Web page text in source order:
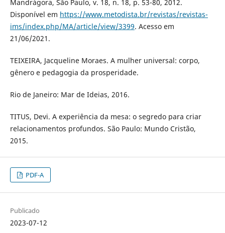
Mandrágora, São Paulo, v. 18, n. 18, p. 53-80, 2012.
Disponível em https://www.metodista.br/revistas/revistas-
ims/index.php/MA/article/view/3399. Acesso em
21/06/2021.
TEIXEIRA, Jacqueline Moraes. A mulher universal: corpo,
gênero e pedagogia da prosperidade.
Rio de Janeiro: Mar de Ideias, 2016.
TITUS, Devi. A experiência da mesa: o segredo para criar
relacionamentos profundos. São Paulo: Mundo Cristão,
2015.
PDF-A
Publicado
2023-07-12